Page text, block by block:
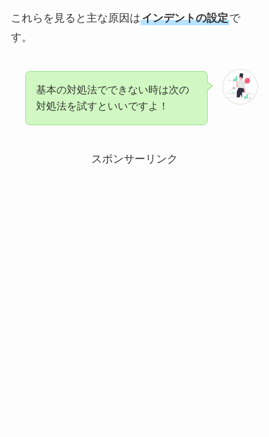
これらを見ると主な原因はインデントの設定で
す。
基本の対処法でできない時は次の
対処法を試すといいですよ！
スポンサーリンク